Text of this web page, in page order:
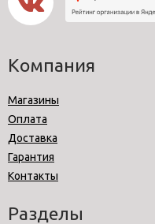
Компания
Магазины
Оплата
Доставка
Гарантия
Контакты
Разделы